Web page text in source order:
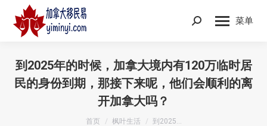
菜单
Search:
到2025年的时候，加拿大境内有120万临时居
民的身份到期，那接下来呢，他们会顺利的离
开加拿大吗？
您在这里：
首页 枫叶生活 到2025…